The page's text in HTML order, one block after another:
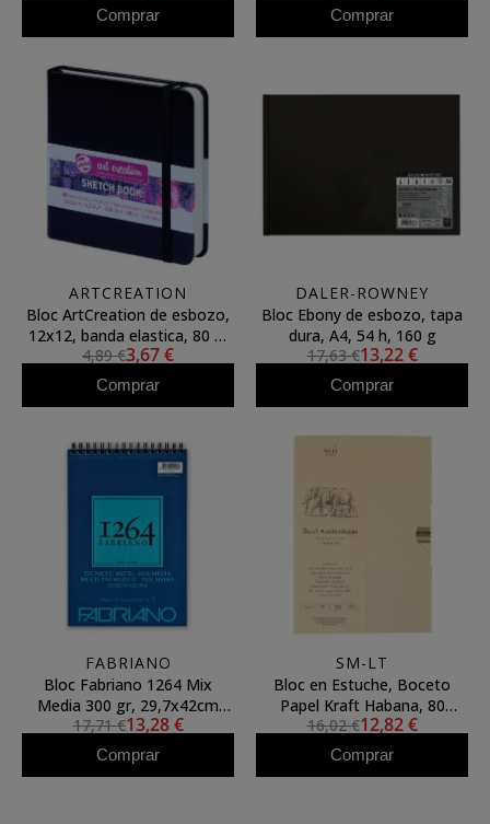
Comprar Comprar
ARTCREATION
Bloc ArtCreation de esbozo,
12x12, banda elastica, 80 h,
140 gr.
4,89 €3,67 €
Comprar
DALER-ROWNEY
Bloc Ebony de esbozo, tapa
dura, A4, 54 h, 160 g
17,63 €13,22 €
Comprar
FABRIANO
Bloc Fabriano 1264 Mix
Media 300 gr, 29,7x42cm
(A3), 30 h. (anillas)
17,71 €13,28 €
Comprar
SM-LT
Bloc en Estuche, Boceto
Papel Kraft Habana, 80
hojas, 135 gr., A4, SM-LT
16,02 €12,82 €
Comprar